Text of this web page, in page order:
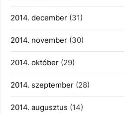
2014. december (31)
2014. november (30)
2014. október (29)
2014. szeptember (28)
2014. augusztus (14)